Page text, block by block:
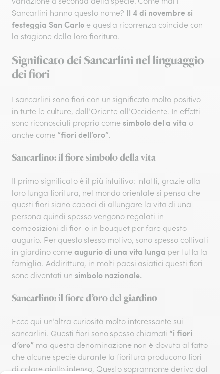
Sancarlini hanno questo nome? Il 4 di novembresi
festeggia San Carlo e questa ricorrenza coincide con
la stagione della loro fioritura.
Significato dei Sancarlini nel linguaggio
dei fiori
I sancarlini sono fiori con un significato molto positivo
in tutte le culture, dall’Oriente all’Occidente. In effetti
sono riconosciuti proprio come simbolo della vita o
anche come “fiori dell’oro”.
Sancarlino: il fiore simbolo della vita
Il primo significato è il più intuitivo: infatti, grazie alla
loro lunga fioritura, nel mondo orientale si pensa che
questi fiori siano capaci di allungare la vita di una
persona quindi spesso vengono regalati in
composizioni di fiori o in bouquet per fare questo
augurio. Per questo stesso motivo, sono spesso coltivati
in giardino come augurio di una vita lunga per tutta la
famiglia. Addirittura, in molti paesi asiatici questi fiori
sono diventati un simbolo nazionale.
Sancarlino: il fiore d’oro del giardino
Ecco qui un’altra curiosità molto interessante sui
sancarlini. Questi fiori sono spesso chiamati “i fiori
d’oro” ma questa denominazione non è dovuta al fatto
che alcune specie durante la fioritura producono fiori
di colore giallo intenso. Questo soprannome deriva dal